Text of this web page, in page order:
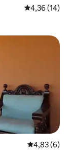
Évaluation
4,36 (14)
Évaluation
4,83 (6)